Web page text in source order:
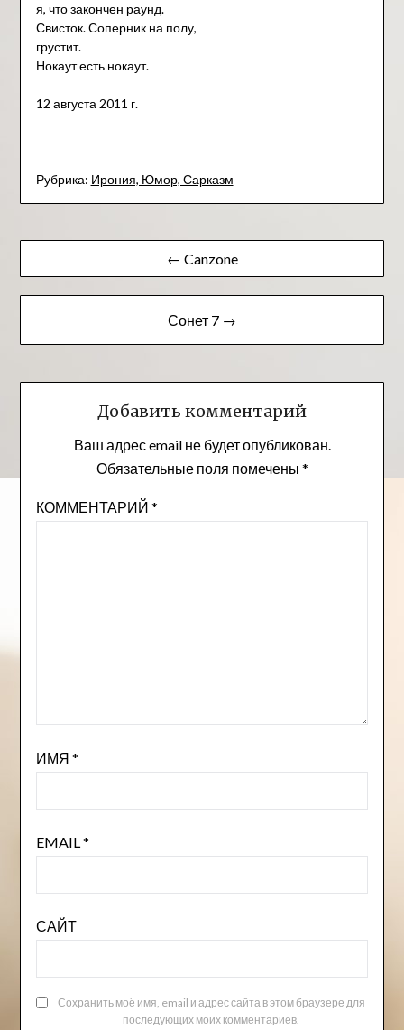
я, что закончен раунд.
Свисток. Соперник на полу,
грустит.
Нокаут есть нокаут.
12 августа 2011 г.
Рубрика: Ирония, Юмор, Сарказм
Навигация
по
← Canzone
Сонет 7 →
Добавить комментарий
Ваш адрес email не будет опубликован.
Обязательные поля помечены *
КОММЕНТАРИЙ *
ИМЯ *
EMAIL *
САЙТ
Сохранить моё имя, email и адрес сайта в этом браузере для
последующих моих комментариев.